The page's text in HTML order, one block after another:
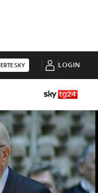
SKY LOGIN